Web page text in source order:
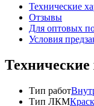
Технические
Отзывы
Для оптовых
Условия
Технические
Тип работ
Тип ЛКМ